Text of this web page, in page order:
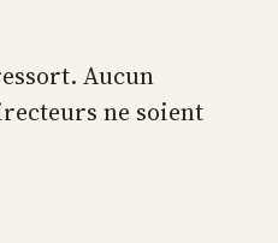
Aucun
ne soient